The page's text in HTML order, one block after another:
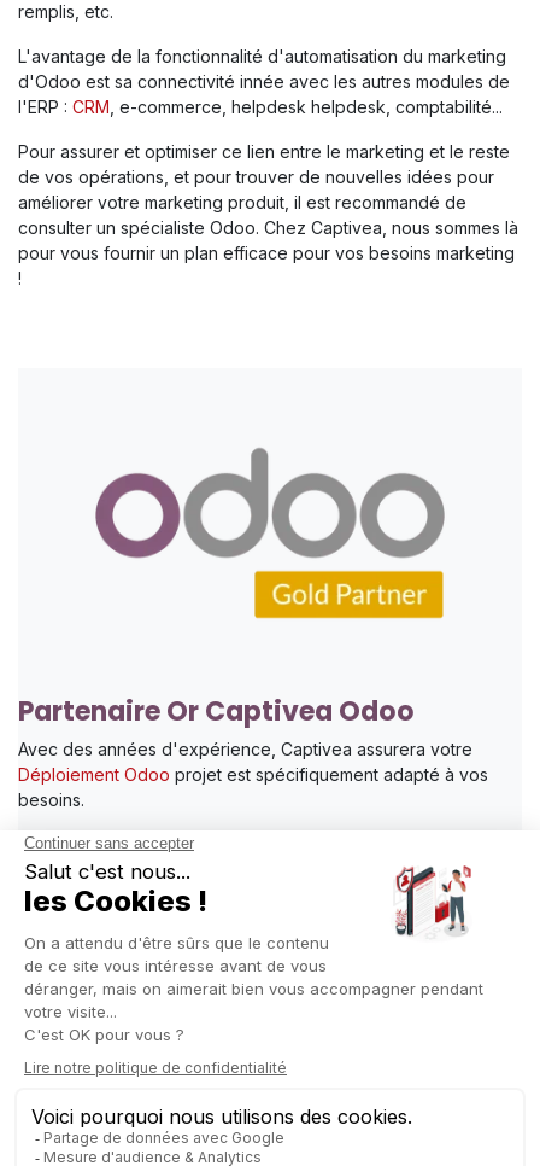
remplis, etc.
L'avantage de la fonctionnalité d'automatisation du marketing
d'Odoo est sa connectivité innée avec les autres modules de
l'ERP : CRM , e-commerce, helpdesk helpdesk, comptabilité...
Pour assurer et optimiser ce lien entre le marketing et le reste
de vos opérations, et pour trouver de nouvelles idées pour
améliorer votre marketing produit, il est recommandé de
consulter un spécialiste Odoo. Chez Captivea, nous sommes là
pour vous fournir un plan efficace pour vos besoins marketing
!
Partenaire Or Captivea Odoo
Avec des années d'expérience, Captivea assurera votre
Déploiement Odoo projet est spécifiquement adapté à vos
besoins.
En savoir plus sur Captivea